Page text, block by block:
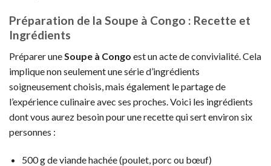
Préparation de la Soupe à Congo : Recette et
Ingrédients
Préparer uneSoupe à Congo est un acte de convivialité. Cela
implique non seulement une série d’ingrédients
soigneusement choisis, mais également le partage de
l’expérience culinaire avec ses proches. Voici les ingrédients
dont vous aurez besoin pour une recette qui sert environ six
personnes :
500 g de viande hachée (poulet, porc ou bœuf)